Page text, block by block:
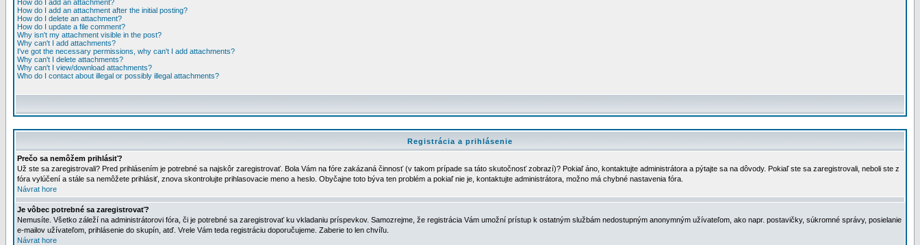
How do I add an attachment?
How do I add an attachment after the initial posting?
How do I delete an attachment?
How do I update a file comment?
Why isn't my attachment visible in the post?
Why can't I add attachments?
I've got the necessary permissions, why can't I add attachments?
Why can't I delete attachments?
Why can't I view/download attachments?
Who do I contact about illegal or possibly illegal attachments?
Registrácia a prihlásenie
Prečo sa nemôžem prihlásiť?
Už ste sa zaregistrovali? Pred prihlásením je potrebné sa najskôr zaregistrovať. Bola Vám na fóre zakázaná činnosť (v takom prípade sa táto skutočnosť zobrazí)? Pokiaľ áno, kontaktujte administrátora a pýtajte sa na dôvody. Pokiaľ ste sa zaregistrovali, neboli ste z
fóra vylúčení a stále sa nemôžete prihlásiť, znova skontrolujte prihlasovacie meno a heslo. Obyčajne toto býva ten problém a pokiaľ nie je, kontaktujte administrátora, možno má chybné nastavenia fóra.
Návrat hore
Je vôbec potrebné sa zaregistrovať?
Nemusíte. Všetko záleží na administrátorovi fóra, či je potrebné sa zaregistrovať ku vkladaniu príspevkov. Samozrejme, že registrácia Vám umožní prístup k ostatným službám nedostupným anonymným užívateľom, ako napr. postavičky, súkromné správy, posielanie
e-mailov užívateľom, prihlásenie do skupín, atď. Vrele Vám teda registráciu doporučujeme. Zaberie to len chvíľu.
Návrat hore